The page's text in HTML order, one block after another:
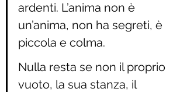
ardenti. L’anima non è
un’anima, non ha segreti, è
piccola e colma.
Nulla resta se non il proprio
vuoto, la sua stanza, il